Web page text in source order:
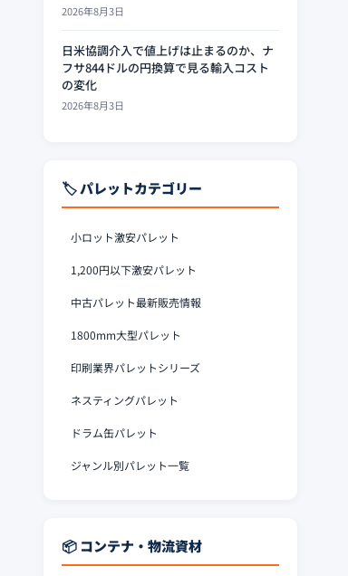
2026年8月3日
日米協調介入で値上げは止まるのか、ナ
フサ844ドルの円換算で見る輸入コスト
の変化
2026年8月3日
🏷️ パレットカテゴリー
小ロット激安パレット
1,200円以下激安パレット
中古パレット最新販売情報
1800mm大型パレット
印刷業界パレットシリーズ
ネスティングパレット
ドラム缶パレット
ジャンル別パレット一覧
📦 コンテナ・物流資材